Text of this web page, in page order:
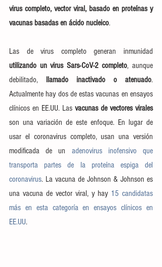
virus completo, vector viral, basado en proteínas y
vacunas basadas en ácido nucleico.
utilizando un virus Sars-CoV-2 completo, aunque
debilitado, llamado inactivado o atenuado.
Actualmente hay dos de estas vacunas en ensayos
clínicos en EE.UU. Las vacunas de vectores virales
son una variación de este enfoque. En lugar de
usar el coronavirus completo, usan una versión
modificada de un adenovirus inofensivo que
transporta partes de la proteína espiga del
coronavirus. La vacuna de Johnson & Johnson es
una vacuna de vector viral, y hay 15 candidatas
más en esta categoría en ensayos clínicos en
EE.UU.